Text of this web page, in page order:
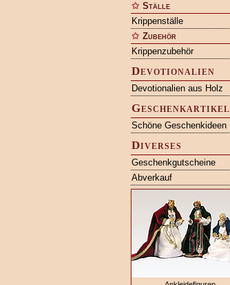
Ställe
Krippenställe
Zubehör
Krippenzubehör
Devotionalien
Devotionalien aus Holz
Geschenkartikel
Schöne Geschenkideen
Diverses
Geschenkgutscheine
Abverkauf